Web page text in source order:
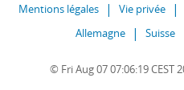
Mentions légales
Vie privée
Allemagne
Suisse
© Fri Aug 07 07:06:19 CEST